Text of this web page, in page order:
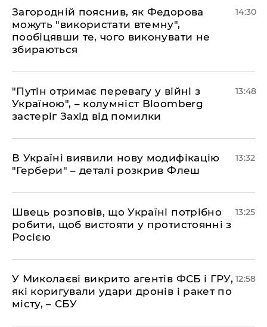
Загородній пояснив, як Федорова
можуть "використати втемну",
пообіцявши те, чого виконувати не
збираються
14:30
"Путін отримає перевагу у війні з
Україною", – колумніст Bloomberg
застеріг Захід від помилки
13:48
В Україні виявили нову модифікацію
"Гербери" – деталі розкрив Флеш
13:32
Швець розповів, що Україні потрібно
робити, щоб вистояти у протистоянні з
Росією
13:25
У Миколаєві викрито агентів ФСБ і ГРУ,
які коригували удари дронів і ракет по
місту, – СБУ
12:58